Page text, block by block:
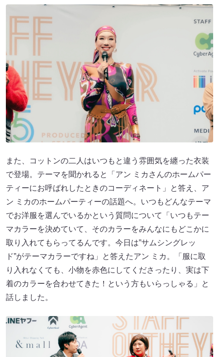
また、コットンの二人はいつもと違う雰囲気を纏った衣装
で登場。テーマを聞かれると「アン ミカさんのホームパー
ティーにお呼ばれしたときのコーディネート」と答え、ア
ン ミカのホームパーティーの話題へ。いつもどんなテーマ
でお洋服を選んでいるかという質問について「いつもテー
マカラーを決めていて、そのカラーをみんなにもどこかに
取り入れてもらってるんです。今日は”サムシングレッ
ド”がテーマカラーですね」と答えたアン ミカ。「服に取
り入れなくても、小物を赤色にしてくださったり、実は下
着のカラーを合わせてきた！という方もいらっしゃる」と
話しました。